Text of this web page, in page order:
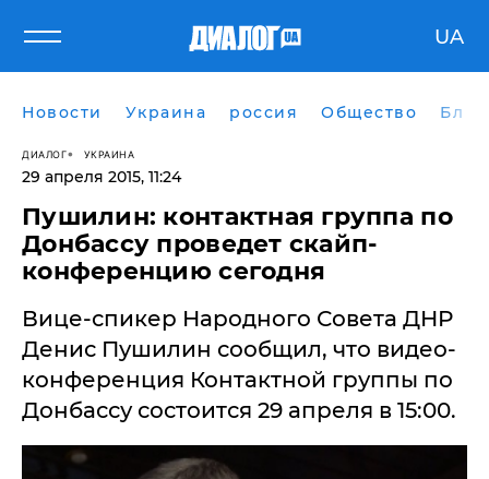
UA
Новости Украина россия Общество
ДИАЛОГ УКРАИНА
29 апреля 2015, 11:24
Пушилин: контактная группа по
Донбассу проведет скайп-
конференцию сегодня
​Вице-спикер Народного Совета ДНР
Денис Пушилин сообщил, что видео-
конференция Контактной группы по
Донбассу состоится 29 апреля в 15:00.